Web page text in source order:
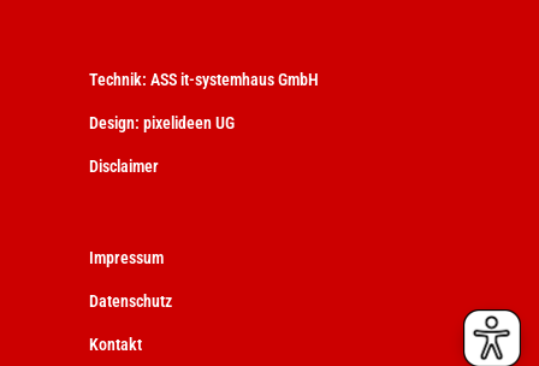
Technik: ASS it-systemhaus GmbH
Design: pixelideen UG
Disclaimer
Impressum
Datenschutz
Kontakt